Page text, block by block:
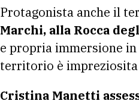
Protagonista anche il
Marchi, alla Rocca
e propria immersione
territorio è impreziosita
Cristina Manetti